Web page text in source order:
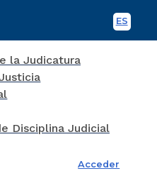
ES
Acceder